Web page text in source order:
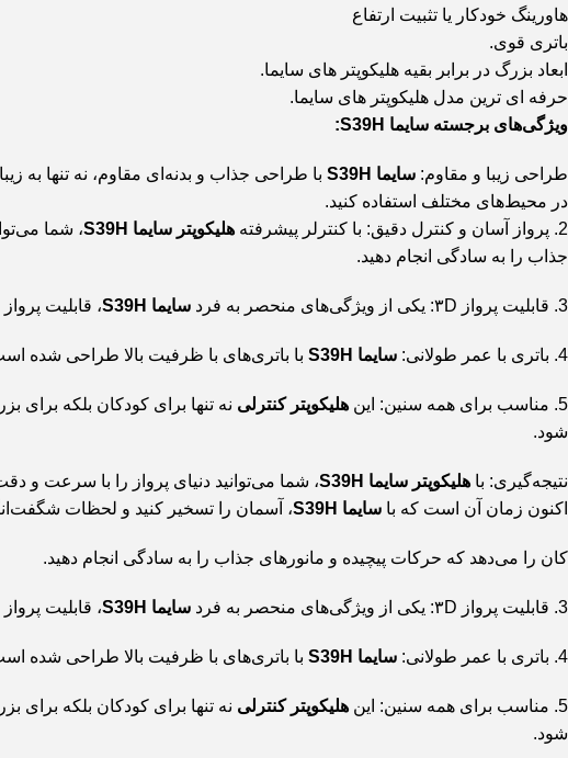
هاورینگ خودکار یا تثبیت ارتفاع
باتری قوی.
ابعاد بزرگ در برابر بقیه هلیکوپتر های سایما.
حرفه ای ترین مدل هلیکوپتر های سایما.
ویژگی‌های برجسته سایما S39H:
طراحی زیبا و مقاوم: سایما S39H
با طراحی جذاب و بدنه‌ای مقاوم، نه تنها به
در محیط‌های مختلف استفاده کنید.
2. پرواز آسان و کنترل دقیق: با کنترلر پیشرفته هلیکوپتر سایما S39H ، شما
جذاب را به سادگی انجام دهید.
3. قابلیت پرواز ۳D : یکی از ویژگی‌های منحصر به فرد سایما S39H ، قابلیت پرواز ۳D است. این ویژگی به شما اجازه می‌دهد تا حرکات نمایشی جذابی را انجام دهید و تجربه‌ای هیجان‌انگیز از پرواز را داشته باشید.
4. باتری با عمر طولانی: سایما S39H با باتری‌های با ظرفیت بالا طراحی شده
5. مناسب برای همه سنین: این هلیکوپتر کنترلی نه تنها برای کودکان بلکه برای
شود.
نتیجه‌گیری: با هلیکوپتر سایما S39H ، شما می‌توانید دنیای پرواز را با سرعت و
اکنون زمان آن است که با سایما S39H ، آسمان را تسخیر کنید و لحظات
کان را می‌دهد که حرکات پیچیده و مانورهای جذاب را به سادگی انجام دهید.
3. قابلیت پرواز ۳D : یکی از ویژگی‌های منحصر به فرد سایما S39H ، قابلیت پرواز ۳D است. این ویژگی به شما اجازه می‌دهد تا حرکات نمایشی جذابی را انجام دهید و تجربه‌ای هیجان‌انگیز از پرواز را داشته باشید.
4. باتری با عمر طولانی: سایما S39H با باتری‌های با ظرفیت بالا طراحی شده
5. مناسب برای همه سنین: این هلیکوپتر کنترلی نه تنها برای کودکان بلکه برای
شود.